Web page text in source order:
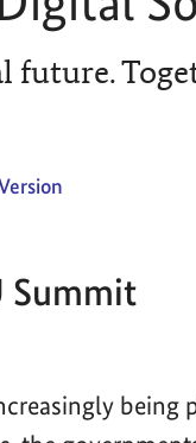
future.
Summit
being